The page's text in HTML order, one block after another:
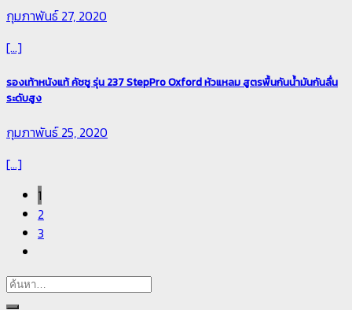
กุมภาพันธ์ 27, 2020
[...]
รองเท้าหนังแท้ คัชชู รุ่น 237 StepPro Oxford หัวแหลม สูตรพื้นกันน้ำมันกันลื่น
ระดับสูง
กุมภาพันธ์ 25, 2020
[...]
1
2
3